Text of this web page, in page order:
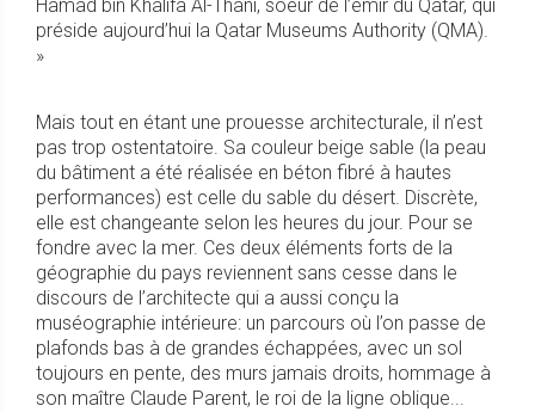
Hamad bin Khalifa Al-Thani, soeur de l’émir du Qatar, qui
préside aujourd’hui la Qatar Museums Authority (QMA).
»
Mais tout en étant une prouesse architecturale, il n’est
pas trop ostentatoire. Sa couleur beige sable (la peau
du bâtiment a été réalisée en béton fibré à hautes
performances) est celle du sable du désert. Discrète,
elle est changeante selon les heures du jour. Pour se
fondre avec la mer. Ces deux éléments forts de la
géographie du pays reviennent sans cesse dans le
discours de l’architecte qui a aussi conçu la
muséographie intérieure: un parcours où l’on passe de
plafonds bas à de grandes échappées, avec un sol
toujours en pente, des murs jamais droits, hommage à
son maître Claude Parent, le roi de la ligne oblique...